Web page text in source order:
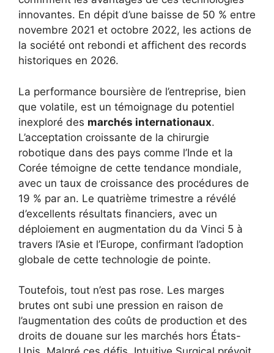
innovantes. En dépit d’une baisse de 50 % entre
novembre 2021 et octobre 2022, les actions de
la société ont rebondi et affichent des records
historiques en 2026.
La performance boursière de l’entreprise, bien
que volatile, est un témoignage du potentiel
inexploré des marchés internationaux.
L’acceptation croissante de la chirurgie
robotique dans des pays comme l’Inde et la
Corée témoigne de cette tendance mondiale,
avec un taux de croissance des procédures de
19 % par an. Le quatrième trimestre a révélé
d’excellents résultats financiers, avec un
déploiement en augmentation du da Vinci 5 à
travers l’Asie et l’Europe, confirmant l’adoption
globale de cette technologie de pointe.
Toutefois, tout n’est pas rose. Les marges
brutes ont subi une pression en raison de
l’augmentation des coûts de production et des
droits de douane sur les marchés hors États-